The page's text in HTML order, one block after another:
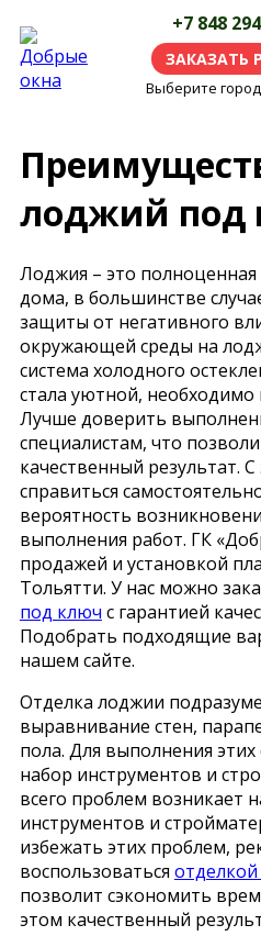
+7 848
ЗАКАЗАТЬ
Выберите
лоджий под
Лоджия – это
дома, в большинстве
защиты от негативного
окружающей среды на
система холодного
стала уютной,
Лучше доверить
специалистам, что
качественный результат.
справиться
вероятность
выполнения работ. ГК
продажей и установкой
Тольятти. У нас можно
под ключ с гарантией
Подобрать подходящие
нашем сайте.
Отделка лоджии
выравнивание стен,
пола. Для выполнения
набор инструментов и
всего проблем возникает
инструментов и
избежать этих проблем,
воспользоваться
позволит сэкономить
этом качественный